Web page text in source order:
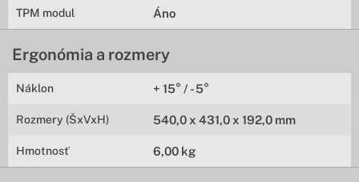
TPM modul Áno
Ergonómia a rozmery
Náklon + 15° / - 5°
Rozmery (ŠxVxH) 540,0 x 431,0 x 192,0 mm
Hmotnosť 6,00 kg